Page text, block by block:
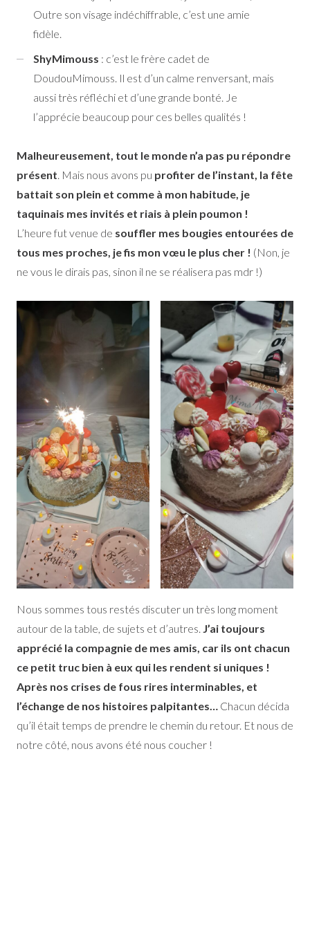
Outre son visage indéchiffrable, c’est une amie
fidèle.
ShyMimouss : c’est le frère cadet de
DoudouMimouss. Il est d’un calme renversant, mais
aussi très réfléchi et d’une grande bonté. Je
l’apprécie beaucoup pour ces belles qualités !
Malheureusement, tout le monde n’a pas pu répondre
présent. Mais nous avons pu profiter de l’instant, la fête
battait son plein et comme à mon habitude, je
taquinais mes invités et riais à plein poumon !
L’heure fut venue de souffler mes bougies entourées de
tous mes proches, je fis mon vœu le plus cher ! (Non, je
ne vous le dirais pas, sinon il ne se réalisera pas mdr !)
Nous sommes tous restés discuter un très long moment
autour de la table, de sujets et d’autres. J’ai toujours
apprécié la compagnie de mes amis, car ils ont chacun
ce petit truc bien à eux qui les rendent si uniques !
Après nos crises de fous rires interminables, et
l’échange de nos histoires palpitantes… Chacun décida
qu’il était temps de prendre le chemin du retour. Et nous de
notre côté, nous avons été nous coucher !